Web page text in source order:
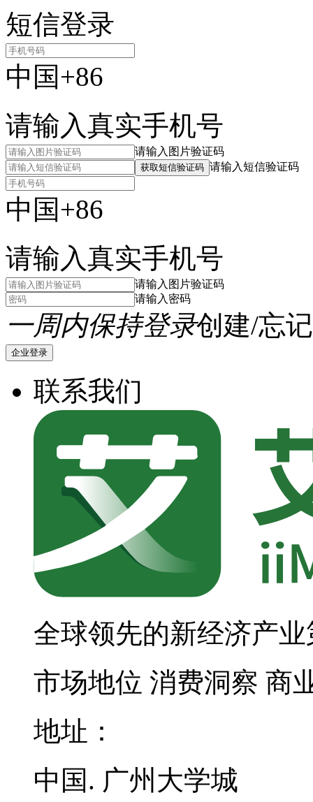
短信登录
中国+86
请输入真实手机号
请输入图片验证码
获取短信验证码 请输入短信验证码
中国+86
请输入真实手机号
请输入图片验证码
请输入密码
一周内保持登录创建/忘
企业登录
联系我们
全球领先的新经济产
市场地位 消费洞察 商
地址：
中国. 广州大学城